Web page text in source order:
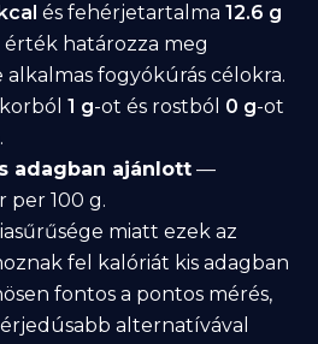
és fehérjetartalma12.6 g
határozza meg
alkalmas fogyókúrás célokra.
1 g-ot és rostból 0 g-ot
adagban ajánlott —
per 100 g.
miatt ezek az
fel kalóriát kis adagban
fontos a pontos mérés,
alternatívával